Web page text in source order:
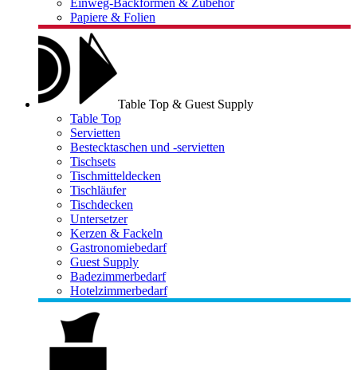
Einweg-Backformen & Zubehör
Papiere & Folien
Table Top & Guest Supply
Table Top
Servietten
Bestecktaschen und -servietten
Tischsets
Tischmitteldecken
Tischläufer
Tischdecken
Untersetzer
Kerzen & Fackeln
Gastronomiebedarf
Guest Supply
Badezimmerbedarf
Hotelzimmerbedarf